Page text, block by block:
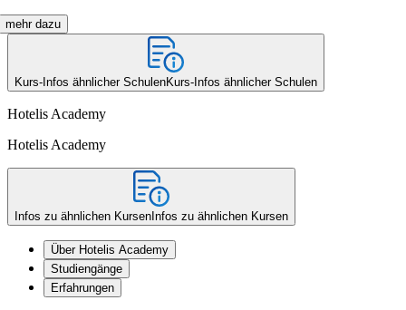
mehr dazu
Kurs-Infos ähnlicher SchulenKurs-Infos ähnlicher Schulen
Hotelis Academy
Hotelis Academy
Infos zu ähnlichen Kursen Infos zu ähnlichen Kursen
Über Hotelis Academy
Studiengänge
Erfahrungen